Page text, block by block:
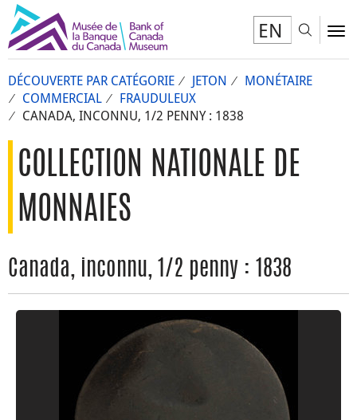
EN
DÉCOUVERTE PAR CATÉGORIE JETON
MONÉTAIRE
COMMERCIAL
FRAUDULEUX
CANADA, INCONNU, 1/2 PENNY : 1838
COLLECTION NATIONALE DE
MONNAIES
Canada, inconnu, 1/2 penny : 1838